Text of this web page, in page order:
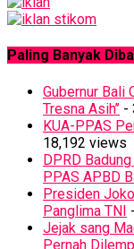
Paling Banyak
Gubernur Bali
Tresna Asih’’ -
KUA-PPAS
18,192 views
DPRD
PPAS APBD
Presiden
Panglima TNI
Jejak sang
Pernah